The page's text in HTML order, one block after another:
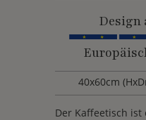
Design
40x60cm
Der Kaffeetisch